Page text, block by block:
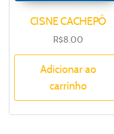
CISNE CACHEPÔ
R$8.00
Adicionar ao
carrinho